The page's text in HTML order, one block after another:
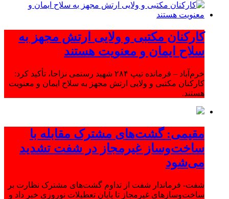
کارکنان مکتبی و ولایی ارتش مجهز به
سلاح ایمان و معنویت هستند
خرم‌آباد – فرمانده تیپ ۲۸۴ شهید رستمی نزاجا، تأکید کرد:
کارکنان مکتبی و ولایی ارتش مجهز به سلاح ایمان و معنویت
هستند.
مقیمی: گشت‌های مشترک مقابله با
ساخت‌وساز غیرمجاز در شفت تشدید
می‌شود
شفت- فرماندار شفت از تداوم گشت‌های مشترک نظارت بر
ساخت‌وسازهای غیرمجاز تا پایان تعطیلات نوروزی خبر داد و